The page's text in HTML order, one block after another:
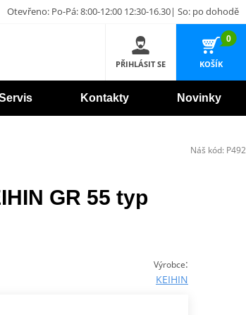
Otevřeno: Po-Pá: 8:00-12:00 12:30-16.30| So: po dohodě
PŘIHLÁSIT SE
0
KOŠÍK
Kontakty Novinky
GR 55 typ
Výrobce:
KEIHIN
Náš kód: P492